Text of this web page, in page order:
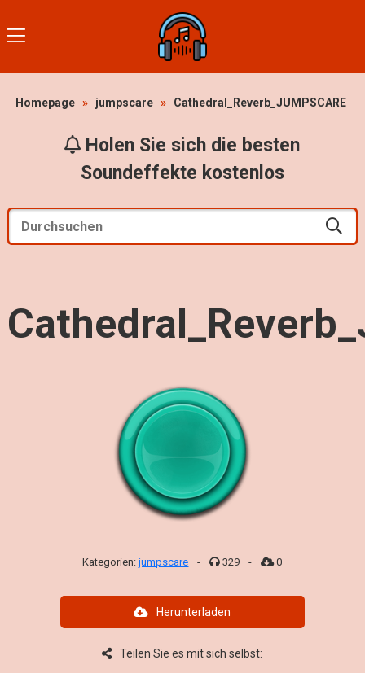
Homepage » jumpscare » Cathedral_Reverb_JUMPSCARE
Holen Sie sich die besten
Soundeffekte kostenlos
Kategorien:jumpscare - 329 - 0
Herunterladen
Teilen Sie es mit sich selbst: